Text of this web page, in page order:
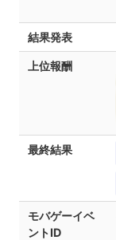
結果発表
上位報酬
最終結果
モバゲーイベ
ントID